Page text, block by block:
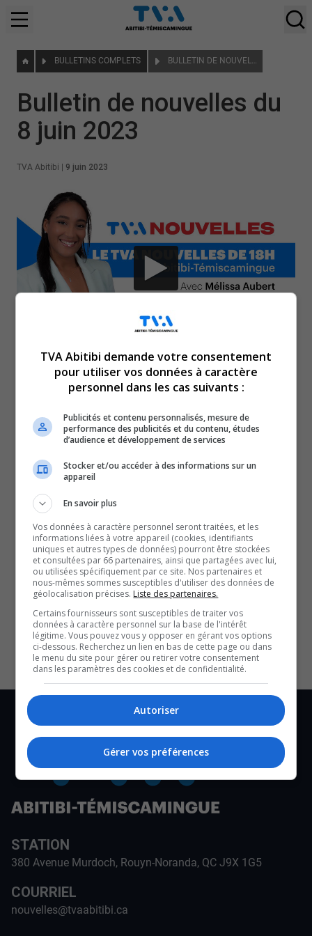
BULLETINS COMPLETS BULLETIN DE NOUVELLES DU 8 JUIN 2023
Bulletin de nouvelles du
8 juin 2023
TVA Abitibi 9 juin 2023
Voici l’actualité de l’Abitibi-Témiscamingue.
Le TVA 12 h 13 et le TVA 17 h 58 sont des rendez-vous
incontournables pour connaître tout de l’actualité
régionale. Avec un bulletin de 12 minutes sur l’heure du
pour faire un tour d’horizon complet de ce qui a marqué
QUESTION DU JOUR
Commentaires
SOUTENIR NOS MÉDIAS, C’EST PROTÉGER NOTRE
CULTURE ET NOTRE ÉCONOMIE
STATION
380 Avenue Murdoch, Rouyn-Noranda, QC J9X 1G5
COURRIEL
nouvelles@tvaabitibi.ca
TVA Abitibi demande votre consentement
pour utiliser vos données à caractère
personnel dans les cas suivants :
Publicités et contenu personnalisés, mesure de
performance des publicités et du contenu, études
d’audience et développement de services
Stocker et/ou accéder à des informations sur un
appareil
En savoir plus
Vos données à caractère personnel seront traitées, et les
informations liées à votre appareil (cookies, identifiants
uniques et autres types de données) pourront être stockées
et consultées par 66 partenaires, ainsi que partagées avec lui,
ou utilisées spécifiquement par ce site. Nos partenaires et
nous-mêmes sommes susceptibles d'utiliser des données de
géolocalisation précises. Liste des partenaires.
Certains fournisseurs sont susceptibles de traiter vos
données à caractère personnel sur la base de l'intérêt
légitime. Vous pouvez vous y opposer en gérant vos options
ci-dessous. Recherchez un lien en bas de cette page ou dans
le menu du site pour gérer ou retirer votre consentement
dans les paramètres des cookies et de confidentialité.
Autoriser
Gérer vos préférences